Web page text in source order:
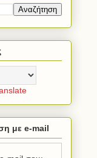
με e-mail